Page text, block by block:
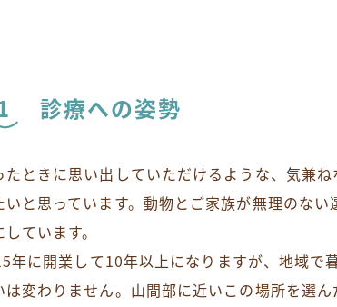
診療への姿勢
たときに思い出していただけるような、気兼
いと思っています。動物とご家族が無理のな
ています。
年に開業して10年以上になりますが、地域で
は変わりません。山間部に近いこの場所を選